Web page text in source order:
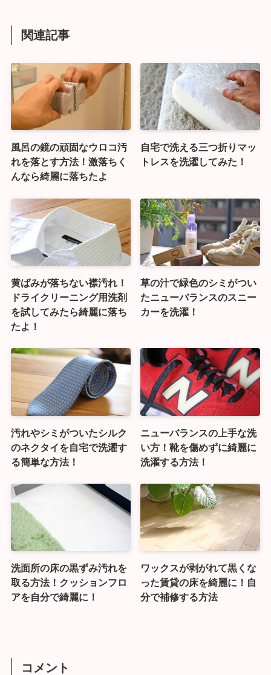
関連記事
風呂の鏡の頑固なウロコ汚
れを落とす方法！激落ちく
んなら綺麗に落ちたよ
自宅で洗える三つ折りマッ
トレスを洗濯してみた！
黄ばみが落ちない襟汚れ！
ドライクリーニング用洗剤
を試してみたら綺麗に落ち
たよ！
草の汁で緑色のシミがつい
たニューバランスのスニー
カーを洗濯！
汚れやシミがついたシルク
のネクタイを自宅で洗濯す
る簡単な方法！
ニューバランスの上手な洗
い方！靴を傷めずに綺麗に
洗濯する方法！
洗面所の床の黒ずみ汚れを
取る方法！クッションフロ
アを自分で綺麗に！
ワックスが剥がれて黒くな
った賃貸の床を綺麗に！自
分で補修する方法
コメント